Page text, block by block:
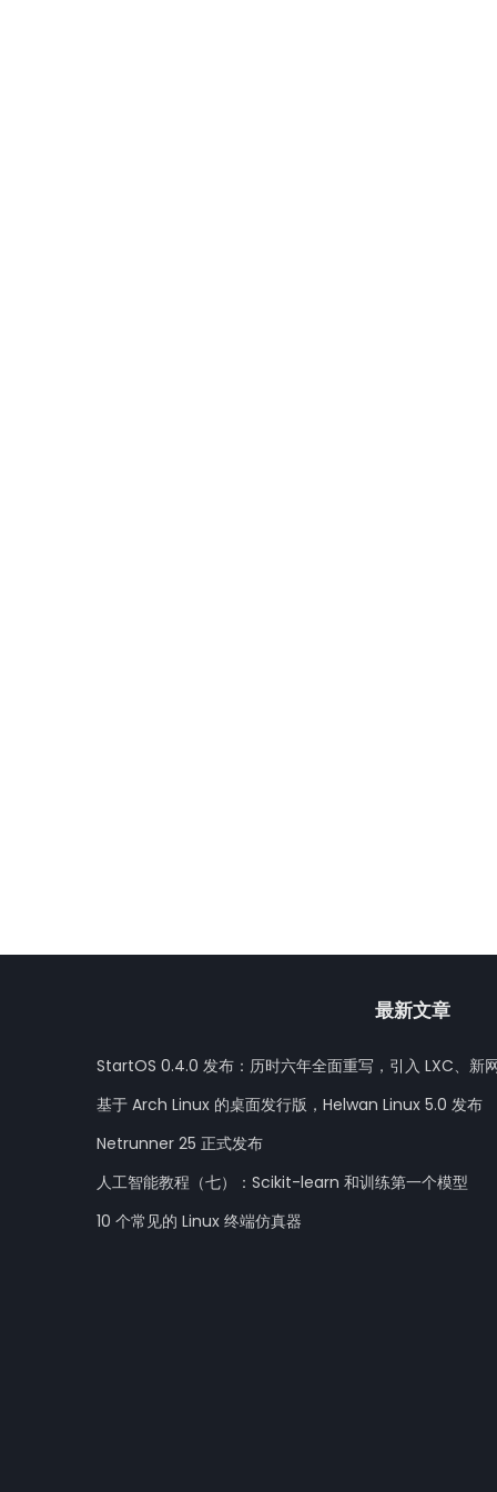
最新文章
StartOS 0.4.0 发布：历时六年全面重写，引入 LXC、新
基于 Arch Linux 的桌面发行版，Helwan Linux 5.0 发布
Netrunner 25 正式发布
人工智能教程（七）：Scikit-learn 和训练第一个模型
10 个常见的 Linux 终端仿真器